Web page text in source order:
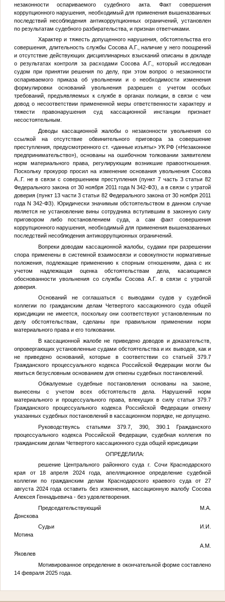
незаконности оспариваемого судебного акта. Факт совершения
коррупционного нарушения, необходимый для применения вышеназванных
последствий несоблюдения антикоррупционных ограничений, установлен
по результатам судебного разбирательства, и признан ответчиками.
Характер и тяжесть допущенного нарушения, обстоятельства его
совершения, длительность службы Сосова А.Г., наличие у него поощрений
и отсутствие действующих дисциплинарных взысканий описаны в докладе
о результатах контроля за расходами Сосова А.Г., который исследован
судом при принятии решения по делу, при этом вопрос о незаконности
оспариваемого приказа об увольнении и о необходимости изменения
формулировки оснований увольнения разрешен с учетом особых
требований, предъявляемых к службе в органах полиции, в связи с чем
довод о несоответствии примененной меры ответственности характеру и
тяжести правонарушения суд кассационной инстанции признает
несостоятельным.
Доводы кассационной жалобы о незаконности увольнения со
ссылкой на отсутствие обвинительного приговора за совершение
преступления, предусмотренного ст. <данные изъяты> УК РФ («Незаконное
предпринимательство»), основаны на ошибочном толковании заявителем
норм материального права, регулирующим возникшие правоотношения.
Поскольку прокурор просил на изменение основания увольнения Сосова
А..Г. не в связи с совершением преступления (пункт 7 часть 3 статьи 82
Федерального закона от 30 ноября 2011 года N 342-ФЗ), а в связи с утратой
доверия (пункт 13 части 3 статьи 82 Федерального закона от 30 ноября 2011
года N 342-ФЗ). Юридически значимым обстоятельством в данном случае
является не установление вины сотрудника вступившим в законную силу
приговором либо постановлением суда, а сам факт совершения
коррупционного нарушения, необходимый для применения вышеназванных
последствий несоблюдения антикоррупционных ограничений.
Вопреки доводам кассационной жалобы, судами при разрешении
спора применены в системной взаимосвязи и совокупности нормативные
положения, подлежащие применению к спорным отношениям, дана с их
учетом надлежащая оценка обстоятельствам дела, касающимся
обоснованности увольнения со службы Сосова А.Г. в связи с утратой
доверия.
Оснований не соглашаться с выводами судов у судебной
коллегии по гражданским делам Четвертого кассационного суда общей
юрисдикции не имеется, поскольку они соответствуют установленным по
делу обстоятельствам, сделаны при правильном применении норм
материального права и его толковании.
В кассационной жалобе не приведено доводов и доказательств,
опровергающих установленные судами обстоятельства и их выводов, как и
не приведено оснований, которые в соответствии со статьей 379.7
Гражданского процессуального кодекса Российской Федерации могли бы
явиться безусловным основанием для отмены судебных постановлений.
Обжалуемые судебные постановления основаны на законе,
вынесены с учетом всех обстоятельств дела. Нарушений норм
материального и процессуального права, влекущих в силу статьи 379.7
Гражданского процессуального кодекса Российской Федерации отмену
указанных судебных постановлений в кассационном порядке, не допущено.
Руководствуясь статьями 379.7, 390, 390.1 Гражданского
процессуального кодекса Российской Федерации, судебная коллегия по
гражданским делам Четвертого кассационного суда общей юрисдикции
ОПРЕДЕЛИЛА:
решение Центрального районного суда г. Сочи Краснодарского
края от 18 апреля 2024 года, апелляционное определение судебной
коллегии по гражданским делам Краснодарского краевого суда от 27
августа 2024 года оставить без изменения, кассационную жалобу Сосова
Алексея Геннадьевича - без удовлетворения.
Председательствующий М.А.
Донскова
Судьи И.И.
Мотина
А.М.
Яковлев
Мотивированное определение в окончательной форме составлено
14 февраля 2025 года.